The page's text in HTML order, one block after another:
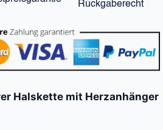
Rückgaberecht
Halskette mit Herzanhänger